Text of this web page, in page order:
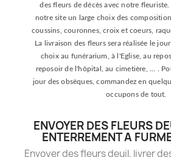
des fleurs de décès avec notre
notre site un large choix des
coussins, couronnes, croix et coeurs,
La livraison des fleurs sera réalisée le
choix au funérarium, à l'Eglise, au
reposoir de l'hôpital, au cimetière, ... .
jour des obsèques, commandez en
occupons de tout.
ENVOYER DES FLEURS
ENTERREMENT A
Envoyer des fleurs deuil, livrer